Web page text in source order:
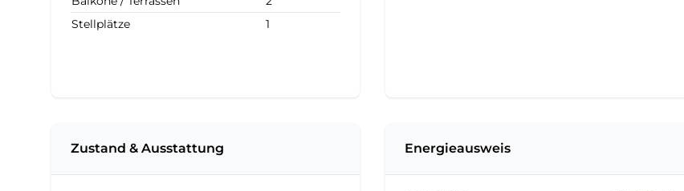
Stellplätze
1
Zustand & Ausstattung Energieausweis